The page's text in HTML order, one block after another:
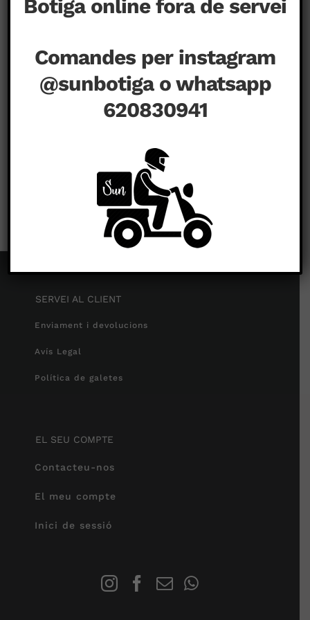
SERVEI AL CLIENT
Enviament i devolucions
Avís Legal
Política de galetes
EL SEU COMPTE
Contacteu-nos
El meu compte
Inici de sessió
Botiga online fora de servei
Comandes per instagram
@sunbotiga o whatsapp
620830941